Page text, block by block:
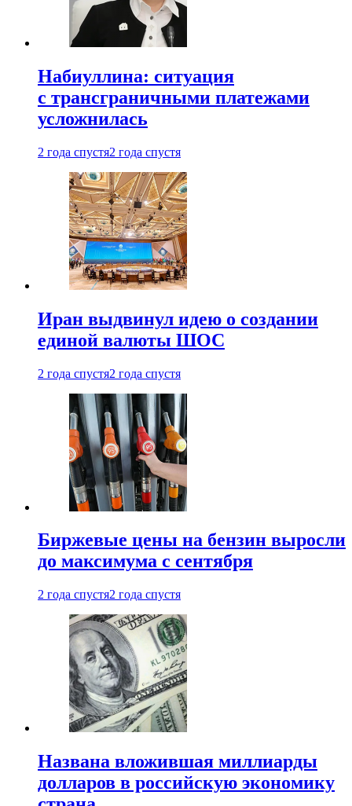
Набиуллина: ситуация
с трансграничными платежами
усложнилась
2 года спустя2 года спустя
Иран выдвинул идею о создании
единой валюты ШОС
2 года спустя2 года спустя
Биржевые цены на бензин выросли
до максимума с сентября
2 года спустя2 года спустя
Названа вложившая миллиарды
долларов в российскую экономику